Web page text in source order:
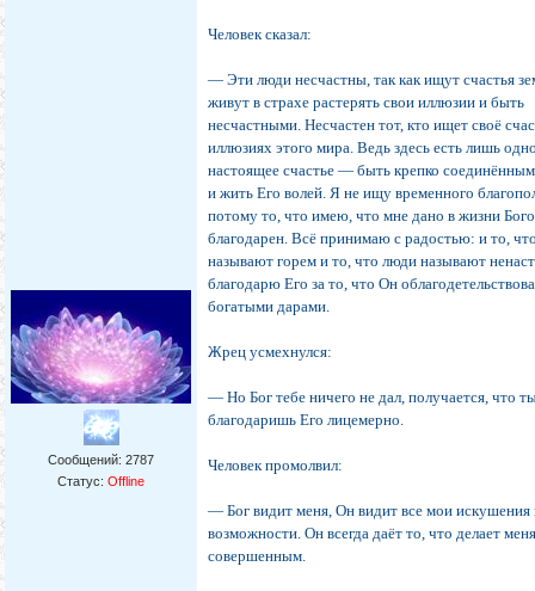
Сообщений:2787
Статус:Offline
Человек сказал:
― Эти люди несчастны, так как ищут счастья
живут в страхе растерять свои иллюзии и быть
несчастными. Несчастен тот, кто ищет своё
иллюзиях этого мира. Ведь здесь есть лишь
настоящее счастье ― быть крепко
и жить Его волей. Я не ищу временного
потому то, что имею, что мне дано в жизни
благодарен. Всё принимаю с радостью: и то,
называют горем и то, что люди называют
благодарю Его за то, что Он
богатыми дарами.
Жрец усмехнулся:
― Но Бог тебе ничего не дал, получается, что
благодаришь Его лицемерно.
Человек промолвил:
― Бог видит меня, Он видит все мои искушения
возможности. Он всегда даёт то, что делает
совершенным.